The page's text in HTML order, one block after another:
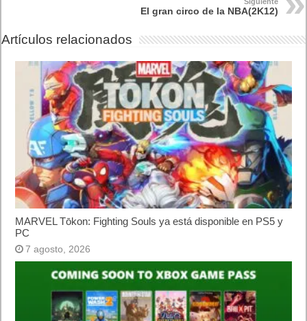
Próximamente en XBOX Game Pass: Gears of War E-Day Open
5 agosto, 2026
El Fire Emblem: Fortune’s Weave Direct trae más detalles sobre
este juego, centrado en combates estratégicos, que llegará en
exclusiva a Nintendo Switch
5 agosto, 2026